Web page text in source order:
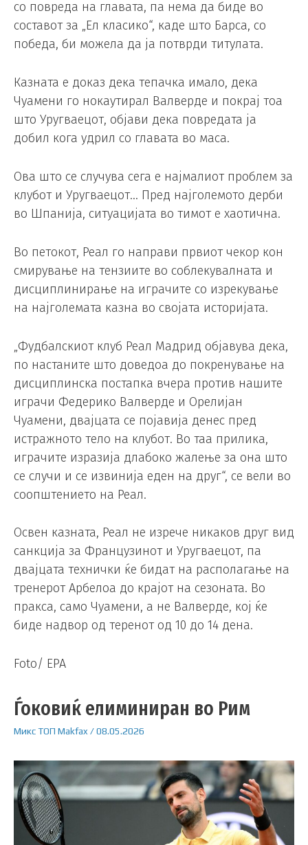
со повреда на главата, па нема да биде во
составот за „Ел класико“, каде што Барса, со
победа, би можела да ја потврди титулата.
Казната е доказ дека тепачка имало, дека
Чуамени го нокаутирал Валверде и покрај тоа
што Уругваецот, објави дека повредата ја
добил кога удрил со главата во маса.
Ова што се случува сега е најмалиот проблем за
клубот и Уругваецот… Пред најголемото дерби
во Шпанија, ситуацијата во тимот е хаотична.
Во петокот, Реал го направи првиот чекор кон
смирување на тензиите во соблекувалната и
дисциплинирање на играчите со изрекување
на најголемата казна во својата историјата.
„Фудбалскиот клуб Реал Мадрид објавува дека,
по настаните што доведоа до покренување на
дисциплинска постапка вчера против нашите
играчи Федерико Валверде и Орелијан
Чуамени, двајцата се појавија денес пред
истражното тело на клубот. Во таа прилика,
играчите изразија длабоко жалење за она што
се случи и се извинија еден на друг“, се вели во
соопштението на Реал.
Освен казната, Реал не изрече никаков друг вид
санкција за Французинот и Уругваецот, па
двајцата технички ќе бидат на располагање на
тренерот Арбелоа до крајот на сезоната. Во
пракса, само Чуамени, а не Валверде, кој ќе
биде надвор од теренот од 10 до 14 дена.
Foto/ EPA
Ѓоковиќ елиминиран во Рим
МиксТОП Makfax /08.05.2026